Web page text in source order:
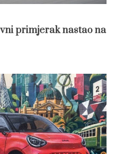
primjerak nastao na